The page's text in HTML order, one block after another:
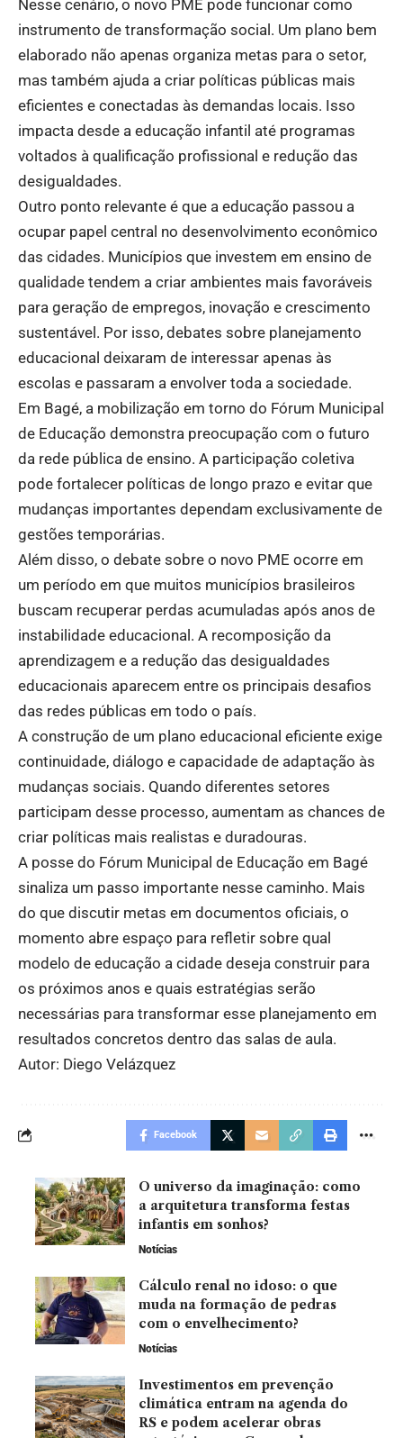
Nesse cenário, o novo PME pode funcionar como
instrumento de transformação social. Um plano bem
elaborado não apenas organiza metas para o setor,
mas também ajuda a criar políticas públicas mais
eficientes e conectadas às demandas locais. Isso
impacta desde a educação infantil até programas
voltados à qualificação profissional e redução das
desigualdades.
Outro ponto relevante é que a educação passou a
ocupar papel central no desenvolvimento econômico
das cidades. Municípios que investem em ensino de
qualidade tendem a criar ambientes mais favoráveis
para geração de empregos, inovação e crescimento
sustentável. Por isso, debates sobre planejamento
educacional deixaram de interessar apenas às
escolas e passaram a envolver toda a sociedade.
Em Bagé, a mobilização em torno do Fórum Municipal
de Educação demonstra preocupação com o futuro
da rede pública de ensino. A participação coletiva
pode fortalecer políticas de longo prazo e evitar que
mudanças importantes dependam exclusivamente de
gestões temporárias.
Além disso, o debate sobre o novo PME ocorre em
um período em que muitos municípios brasileiros
buscam recuperar perdas acumuladas após anos de
instabilidade educacional. A recomposição da
aprendizagem e a redução das desigualdades
educacionais aparecem entre os principais desafios
das redes públicas em todo o país.
A construção de um plano educacional eficiente exige
continuidade, diálogo e capacidade de adaptação às
mudanças sociais. Quando diferentes setores
participam desse processo, aumentam as chances de
criar políticas mais realistas e duradouras.
A posse do Fórum Municipal de Educação em Bagé
sinaliza um passo importante nesse caminho. Mais
do que discutir metas em documentos oficiais, o
momento abre espaço para refletir sobre qual
modelo de educação a cidade deseja construir para
os próximos anos e quais estratégias serão
necessárias para transformar esse planejamento em
resultados concretos dentro das salas de aula.
Autor: Diego Velázquez
Facebook
O universo da imaginação: como
a arquitetura transforma festas
infantis em sonhos?
Notícias
Cálculo renal no idoso: o que
muda na formação de pedras
com o envelhecimento?
Notícias
Investimentos em prevenção
climática entram na agenda do
RS e podem acelerar obras